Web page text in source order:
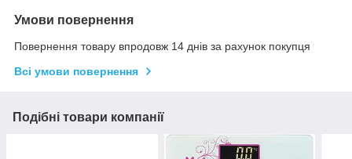
Умови повернення
Повернення товару впродовж 14 днів за рахунок покупця
Всі умови повернення
Подібні товари компанії